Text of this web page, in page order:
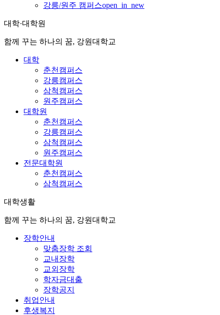
강릉/원주 캠퍼스open_in_new
대학·대학원
함께 꾸는 하나의 꿈, 강원대학교
대학
춘천캠퍼스
강릉캠퍼스
삼척캠퍼스
원주캠퍼스
대학원
춘천캠퍼스
강릉캠퍼스
삼척캠퍼스
원주캠퍼스
전문대학원
춘천캠퍼스
삼척캠퍼스
대학생활
함께 꾸는 하나의 꿈, 강원대학교
장학안내
맞춤장학 조회
교내장학
교외장학
학자금대출
장학공지
취업안내
후생복지